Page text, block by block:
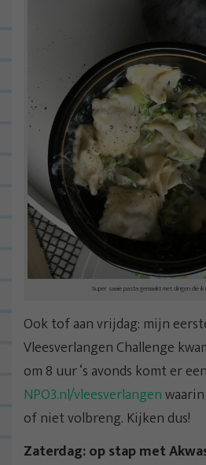
Super saaie pasta gemaakt met dingen die ik
Ook tof aan vrijdag: mijn
Vleesverlangen Challenge
om 8 uur ‘s avonds komt er
NPO3.nl/vleesverlangen
of niet volbreng. Kijken dus!
Zaterdag: op stap met